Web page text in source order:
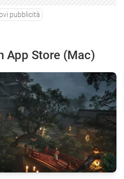
pubblicità
App Store (Mac)